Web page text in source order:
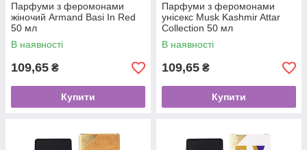
Парфуми з феромонами
жіночий Armand Basi In Red
50 мл
В наявності
109,65 ₴
Купити
Парфуми з феромонами
унісекс Musk Kashmir Attar
Collection 50 мл
В наявності
109,65 ₴
Купити